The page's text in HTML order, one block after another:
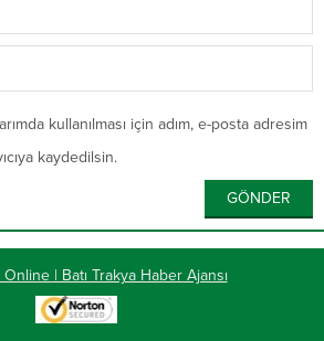
kullanılması için adım, e-posta adresim
kaydedilsin.
Online | Batı Trakya Haber Ajansı